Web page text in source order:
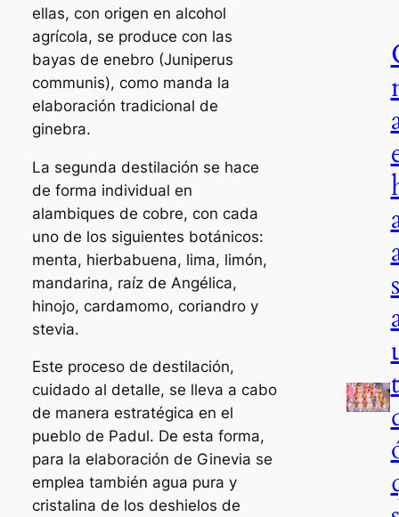
ellas, con origen en alcohol
agrícola, se produce con las
bayas de enebro (Juniperus
communis), como manda la
elaboración tradicional de
ginebra.
La segunda destilación se hace
de forma individual en
alambiques de cobre, con cada
uno de los siguientes botánicos:
menta, hierbabuena, lima, limón,
mandarina, raíz de Angélica,
hinojo, cardamomo, coriandro y
stevia.
Este proceso de destilación,
cuidado al detalle, se lleva a cabo
de manera estratégica en el
pueblo de Padul. De esta forma,
para la elaboración de Ginevia se
emplea también agua pura y
cristalina de los deshielos de